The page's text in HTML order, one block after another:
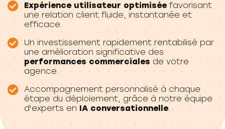
Expérience utilisateur optimiséefavorisant
une relation client fluide, instantanée et
efficace.
Un investissement rapidement rentabilisé par
une amélioration significative des
performances commerciales de votre
agence.
Accompagnement personnalisé à chaque
étape du déploiement, grâce à notre équipe
d'experts en IA conversationnelle.